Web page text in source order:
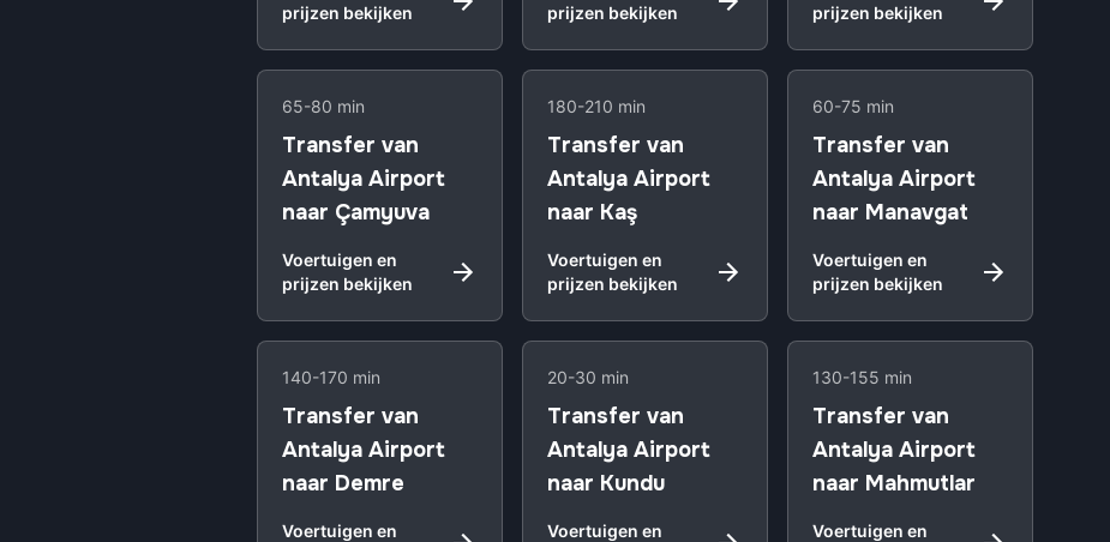
prijzen bekijken
prijzen bekijken
prijzen bekijken
65-80 min
Transfer van
Antalya Airport
naar Çamyuva
Voertuigen en
prijzen bekijken
180-210 min
Transfer van
Antalya Airport
naar Kaş
Voertuigen en
prijzen bekijken
60-75 min
Transfer van
Antalya Airport
naar Manavgat
Voertuigen en
prijzen bekijken
140-170 min
Transfer van
Antalya Airport
naar Demre
Voertuigen en
20-30 min
Transfer van
Antalya Airport
naar Kundu
Voertuigen en
130-155 min
Transfer van
Antalya Airport
naar Mahmutlar
Voertuigen en